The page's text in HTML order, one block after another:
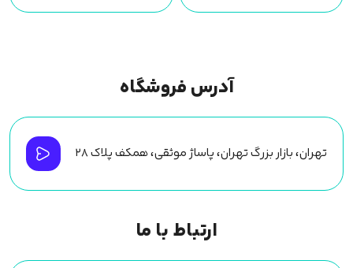
آدرس فروشگاه
تهران، بازار بزرگ تهران، پاساژ موثقی، همکف پلاک ۲۸
ارتباط با ما